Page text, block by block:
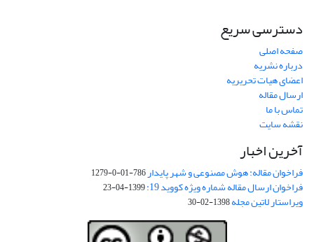
دسترسی سریع
صفحه اصلی
درباره نشریه
اعضای هیات تحریریه
ارسال مقاله
تماس با ما
نقشه سایت
آخرین اخبار
فراخوان مقاله: هوش مصنوعی و شهر پایدار786-01-0-1279
فراخوان ارسال مقاله شماره ویژه کووید 19: 1399-04-23
ویراستار لاتین مجله1398-02-30